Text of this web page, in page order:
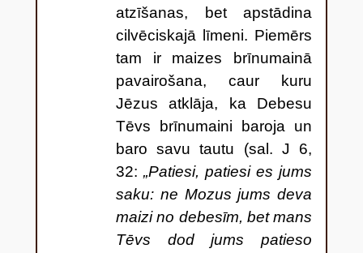
atzīšanas, bet apstādina
cilvēciskajā līmeni. Piemērs
tam ir maizes brīnumainā
pavairošana, caur kuru
Jēzus atklāja, ka Debesu
Tēvs brīnumaini baroja un
baro savu tautu (sal. J 6,
32: „Patiesi, patiesi es jums
saku: ne Mozus jums deva
maizi no debesīm, bet mans
Tēvs dod jums patieso